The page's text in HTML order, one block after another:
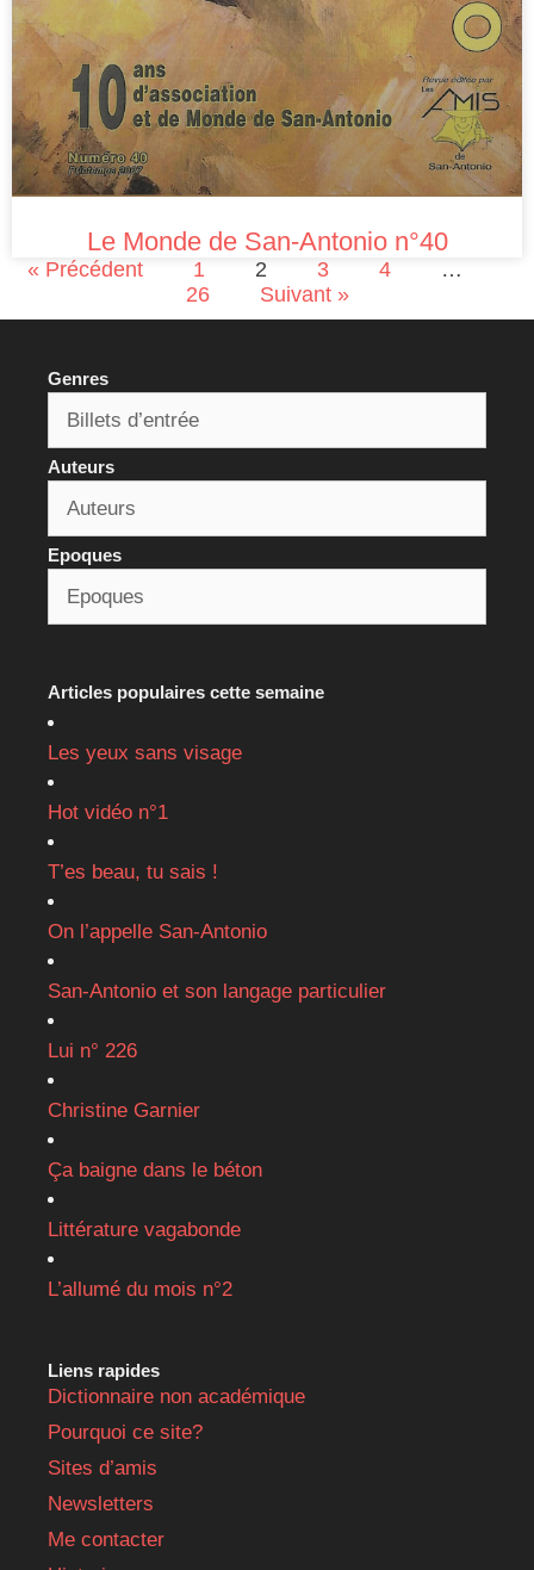
Le Monde de San-Antonio n°40
« Précédent 1 2 3 4
…
26
Suivant »
Genres
Auteurs
Epoques
Articles populaires cette semaine
Les yeux sans visage
Hot vidéo n°1
T’es beau, tu sais !
On l’appelle San-Antonio
San-Antonio et son langage particulier
Lui n° 226
Christine Garnier
Ça baigne dans le béton
Littérature vagabonde
L’allumé du mois n°2
Liens rapides
Dictionnaire non académique
Pourquoi ce site?
Sites d’amis
Newsletters
Me contacter